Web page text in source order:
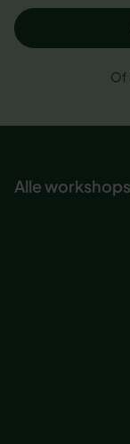
Of
Alle workshops